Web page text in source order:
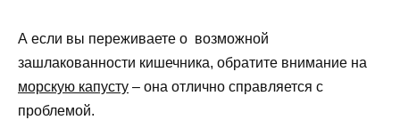
А если вы переживаете о возможной
зашлакованности кишечника, обратите внимание на
морскую капусту – она отлично справляется с
проблемой.